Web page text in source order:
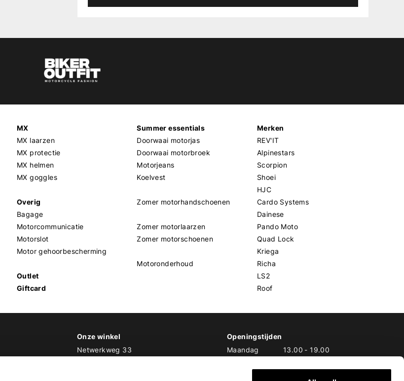
MX
MX laarzen
MX protectie
MX helmen
MX goggles
Overig
Bagage
Motorcommunicatie
Motorslot
Motor gehoorbescherming
Outlet
Giftcard
Summer essentials
Doorwaai motorjas
Doorwaai motorbroek
Motorjeans
Koelvest
Zomer motorhandschoenen
Zomer motorlaarzen
Zomer motorschoenen
Motoronderhoud
Merken
REV'IT
Alpinestars
Scorpion
Shoei
HJC
Cardo Systems
Dainese
Pando Moto
Quad Lock
Kriega
Richa
LS2
Roof
Onze winkel
Netwerkweg 33
Openingstijden
Maandag
13.00 - 19.00
Woensdag
10.00-19.00